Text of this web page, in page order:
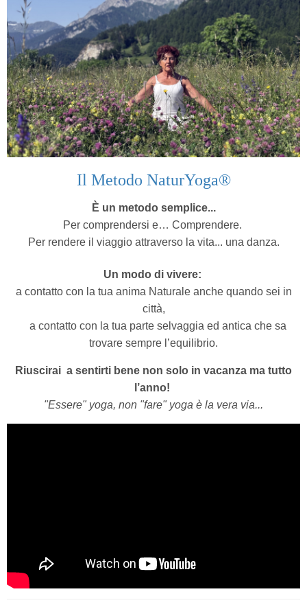
Il Metodo NaturYoga®
È un metodo semplice...
Per comprendersi e… Comprendere.
Per rendere il viaggio attraverso la vita... una danza.
Un modo di vivere:
a contatto con la tua anima Naturale anche quando sei in
città,
a contatto con la tua parte selvaggia ed antica che sa
trovare sempre l’equilibrio.
Riuscirai a sentirti bene non solo in vacanza ma tutto
l’anno!
"Essere" yoga, non "fare" yoga è la vera via...